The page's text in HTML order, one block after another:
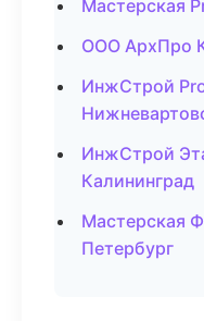
Мастерская
ООО АрхПро
ИнжСтрой
ИнжСтрой
Калининград
Мастерская
Петербург